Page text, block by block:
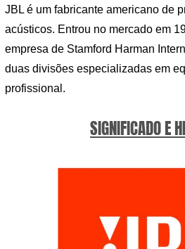
JBL é um fabricante americano de
acústicos. Entrou no mercado em
empresa de Stamford Harman
duas divisões especializadas em
profissional.
SIGNIFICADO E